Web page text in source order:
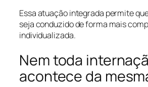
Essa atuação integrada permite
seja conduzido de forma mais
individualizada.
Nem toda
acontece da